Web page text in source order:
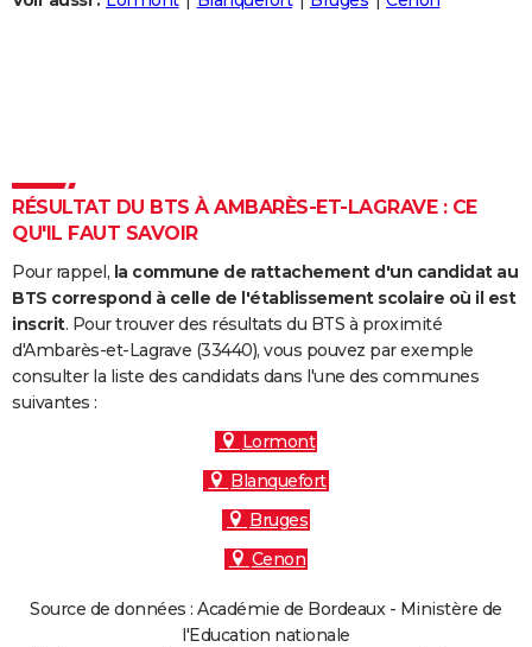
Carte de Noël
Carte Bonne année
Carte Saint-Valentin
Carte Pâques
Carte d'anniversaire
Dictionnaire
Biographies
Citations
Expressions
Proverbes
PROGRAMME TV
COPAINS D'AVANT
S'inscrire
Se connecter
Lycées
Collèges
Primaires
Universités
Entreprises
Service militaire
Avis de recherche
AVIS DE DÉCÈS
FORUM
RÉSULTAT DU BTS À AMBARÈS-ET-LAGRAVE : CE
QU'IL FAUT SAVOIR
Pour rappel, la commune de rattachement d'un candidat au
BTS correspond à celle de l'établissement scolaire où il est
inscrit. Pour trouver des résultats du BTS à proximité
d'Ambarès-et-Lagrave (33440), vous pouvez par exemple
consulter la liste des candidats dans l'une des communes
suivantes :
Lormont
Blanquefort
Bruges
Cenon
Source de données : Académie de Bordeaux - Ministère de
l'Education nationale